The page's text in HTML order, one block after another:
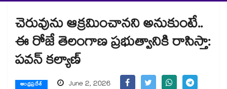
చెరువును ఆక్రమించానని అనుకుంటే..
ఈ రోజే తెలంగాణ ప్రభుత్వానికి రాసిస్తా:
పవన్ కల్యాణ్
ఆంధ్రప్రదేశ్ June 2, 2026